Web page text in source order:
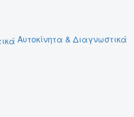
Αυτοκίνητα & Διαγνωστικά